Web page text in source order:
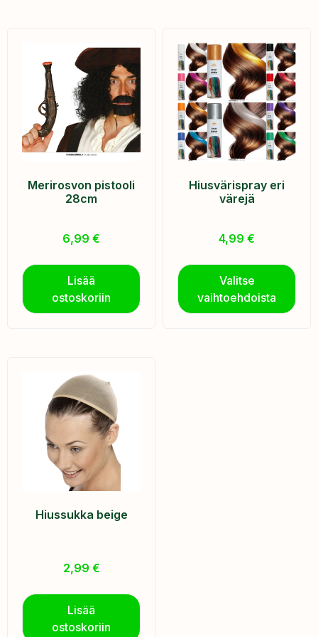
Merirosvon pistooli
28cm
6,99 €
Lisää
ostoskoriin
Hiusvärispray eri
värejä
4,99 €
Valitse
vaihtoehdoista
Hiussukka beige
2,99 €
Lisää
ostoskoriin